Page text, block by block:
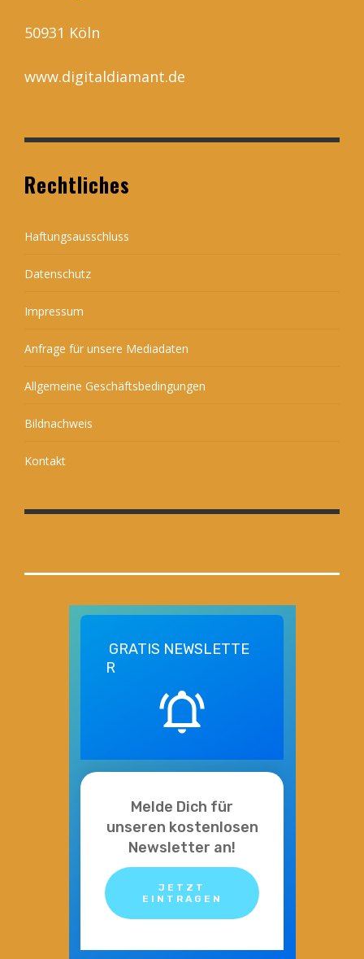
50931 Köln
www.digitaldiamant.de
Rechtliches
Haftungsausschluss
Datenschutz
Impressum
Anfrage für unsere Mediadaten
Allgemeine Geschäftsbedingungen
Bildnachweis
Kontakt
GRATIS NEWSLETTE
R
Melde Dich für
unseren kostenlosen
Newsletter an!
JETZT
EINTRAGEN